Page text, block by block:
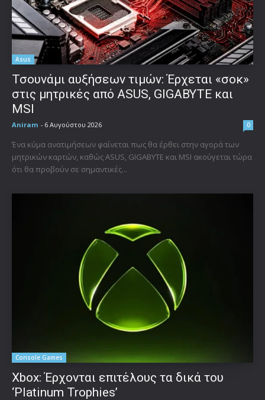
Asus
Τσουνάμι αυξήσεων τιμών: Έρχεται «σοκ»
στις μητρικές από ASUS, GIGABYTE και
MSI
Aniram - 6 Αυγούστου 2026 0
Ένα κύμα ανατιμήσεων φαίνεται πως θα έρθει στην αγορά των
μητρικών καρτών, καθώς ASUS, GIGABYTE και MSI ακούγεται τώρα
ότι θα προβούν σε σημαντικές...
Console Games
Xbox: Έρχονται επιτέλους τα δικά του
‘Platinum Trophies’